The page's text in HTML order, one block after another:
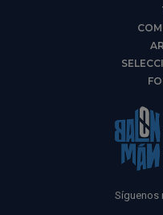
Síguenos